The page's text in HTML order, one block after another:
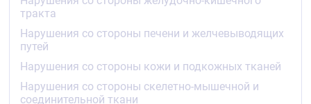
Примерно 10 % введённого метотрексата
7-гидроксиметотрексат.
Выведение
Средние значения T½при применении
метотрексата в дозе менее 30 мг/м
тракта
Нарушения со стороны печени и желчевыводящих
путей
Нарушения со стороны кожи и подкожных тканей
Нарушения со стороны скелетно-мышечной и
соединительной ткани